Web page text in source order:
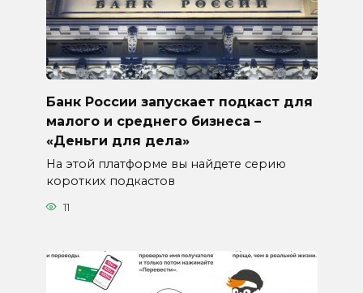
Банк России запускает подкаст для
малого и среднего бизнеса –
«Деньги для дела»
На этой платформе вы найдете серию
коротких подкастов
11